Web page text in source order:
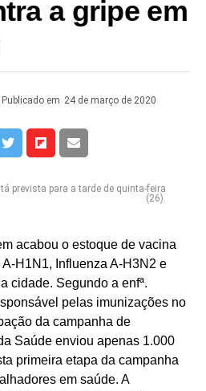
a gripe em
Publicado em 24 de março de 2020
prevista para a tarde de quinta-feira
(26).
acabou o estoque de vacina
H1N1, Influenza A-H3N2 e
cidade. Segundo a enfª.
pelas imunizações no
da campanha de
Saúde enviou apenas 1.000
primeira etapa da campanha
em saúde. A